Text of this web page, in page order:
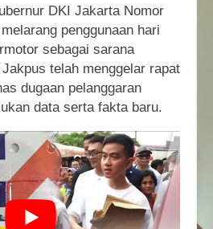
DKI Jakarta Nomor
penggunaan hari
sebagai sarana
telah menggelar rapat
dugaan pelanggaran
data serta fakta baru.